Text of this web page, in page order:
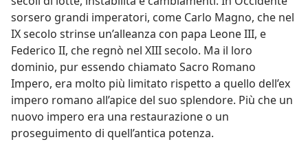
sorsero grandi imperatori, come Carlo Magno, che nel
IX secolo strinse un’alleanza con papa Leone III, e
Federico II, che regnò nel XIII secolo. Ma il loro
dominio, pur essendo chiamato Sacro Romano
Impero, era molto più limitato rispetto a quello dell’ex
impero romano all’apice del suo splendore. Più che un
nuovo impero era una restaurazione o un
proseguimento di quell’antica potenza.